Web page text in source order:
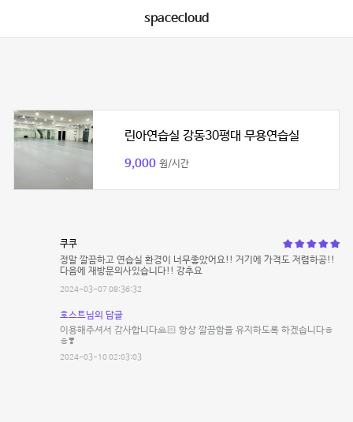
spacecloud
린아연습실 강동30평대 무용연습실
9,000 원/시간
쿠쿠
정말 깔끔하고 연습실 환경이 너무좋았어요!! 거기에 가격도 저렴하공!!
다음에 재방문의사있습니다!! 강추요
2024-03-07 08:36:32
호스트님의 답글
이용해주셔서 감사합니다🙏🏻 항상 깔끔함을 유지하도록 하겠습니다ㅎ
ㅎ❣️
2024-03-10 02:03:03